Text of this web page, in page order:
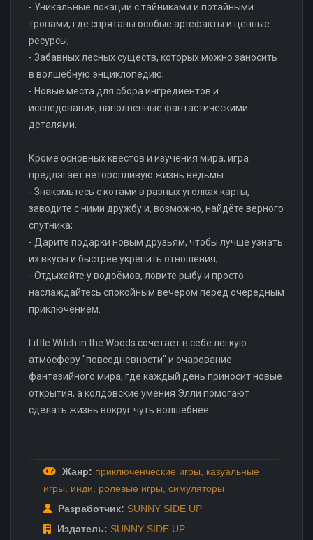
- Уникальные локации с тайниками и потайными
тропами, где спрятаны особые артефакты и ценные
ресурсы;
- Забавных лесных существ, которых можно заносить
в волшебную энциклопедию;
- Новые места для сбора ингредиентов и
исследования, наполненные фантастическими
деталями.
Кроме основных квестов и изучения мира, игра
предлагает неторопливую жизнь ведьмы:
- Знакомьтесь с котами в разных уголках карты,
заводите с ними дружбу и, возможно, найдёте верного
спутника;
- Дарите подарки новым друзьям, чтобы лучше узнать
их вкусы и быстрее укрепить отношения;
- Отдыхайте у водоёмов, ловите рыбу и просто
наслаждайтесь спокойным вечером перед очередным
приключением.
Little Witch in the Woods сочетает в себе лёгкую
атмосферу "повседневности" и очарование
фантазийного мира, где каждый день приносит новые
открытия, а колдовские умения Элли помогают
сделать жизнь вокруг чуть волшебнее.
Жанр: приключенческие игры
казуальные
игры
инди ролевые игры симуляторы
Разработчик: SUNNY SIDE UP
Издатель: SUNNY SIDE UP